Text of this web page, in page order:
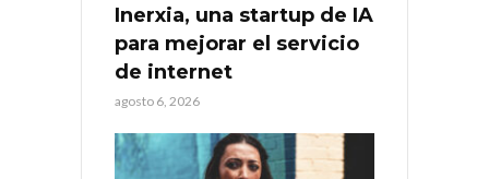
Inerxia, una startup de IA
para mejorar el servicio
de internet
agosto 6, 2026